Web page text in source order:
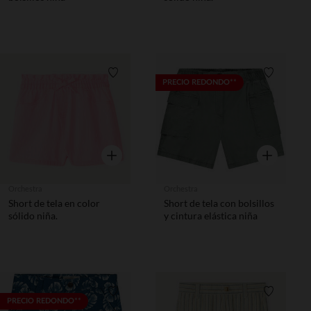
Lista de requisitos
Vista rápida
Short de tela en color
sólido niña.
PRECIO REDONDO**
Vista rápida
Short de tela con bolsillos
y cintura elástica niña
PRECIO REDONDO** Lista de requisitos